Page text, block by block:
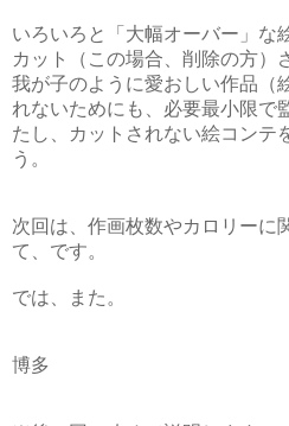
いろいろと「大幅オーバー」な
カット（この場合、削除の方）
我が子のように愛おしい作品（
れないためにも、必要最小限で
たし、カットされない絵コンテ
う。
次回は、作画枚数やカロリーに
て、です。
では、また。
博多